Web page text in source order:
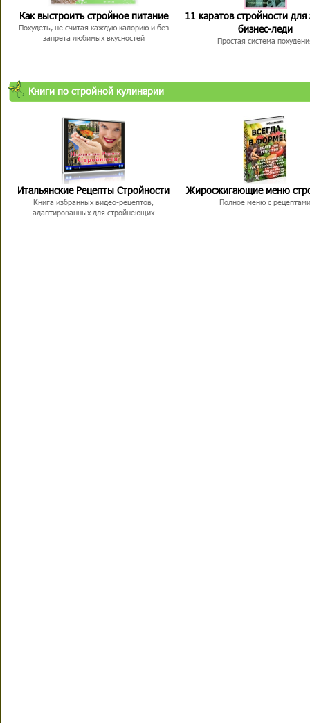
Как выстроить стройное питание
Похудеть, не считая каждую калорию и без
запрета любимых вкусностей
11 каратов стройности для
бизнес-леди
Простая система
Книги по стройной кулинарии
Итальянские Рецепты Стройности
Книга избранных видео-рецептов,
адаптированных для стройнеющих
Жиросжигающие меню
Полное меню с рецептами